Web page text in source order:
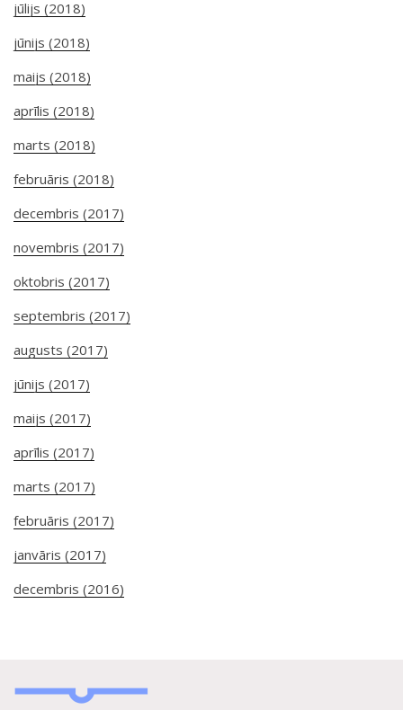
jūlijs (2018)
jūnijs (2018)
maijs (2018)
aprīlis (2018)
marts (2018)
februāris (2018)
decembris (2017)
novembris (2017)
oktobris (2017)
septembris (2017)
augusts (2017)
jūnijs (2017)
maijs (2017)
aprīlis (2017)
marts (2017)
februāris (2017)
janvāris (2017)
decembris (2016)